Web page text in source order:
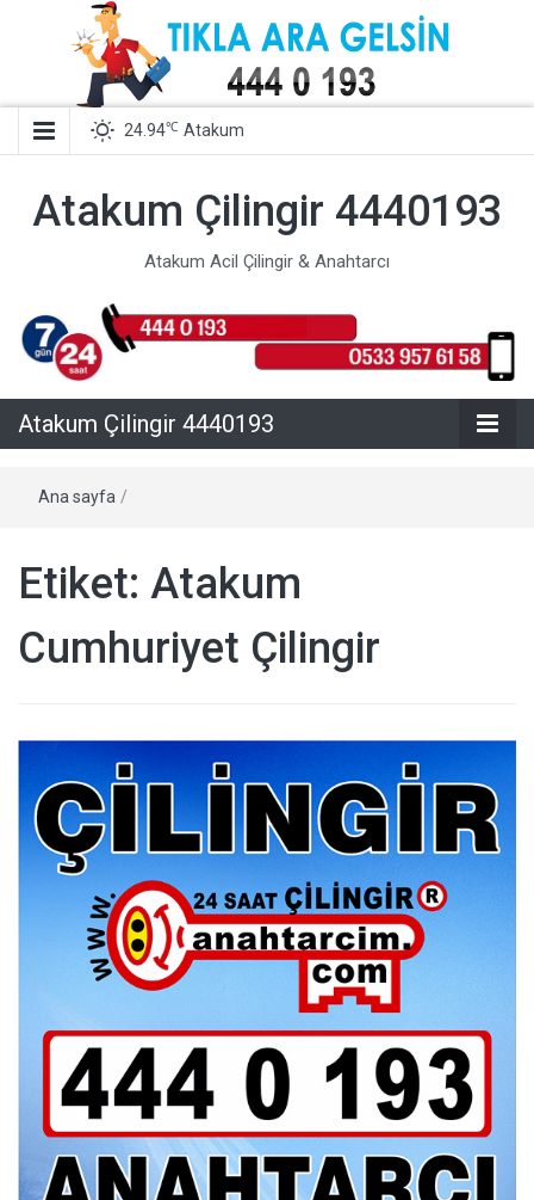
24.94℃ Atakum
Atakum Çilingir 4440193
Atakum Acil Çilingir & Anahtarcı
Atakum Çilingir 4440193
Ana sayfa /
Etiket: Atakum
Cumhuriyet Çilingir